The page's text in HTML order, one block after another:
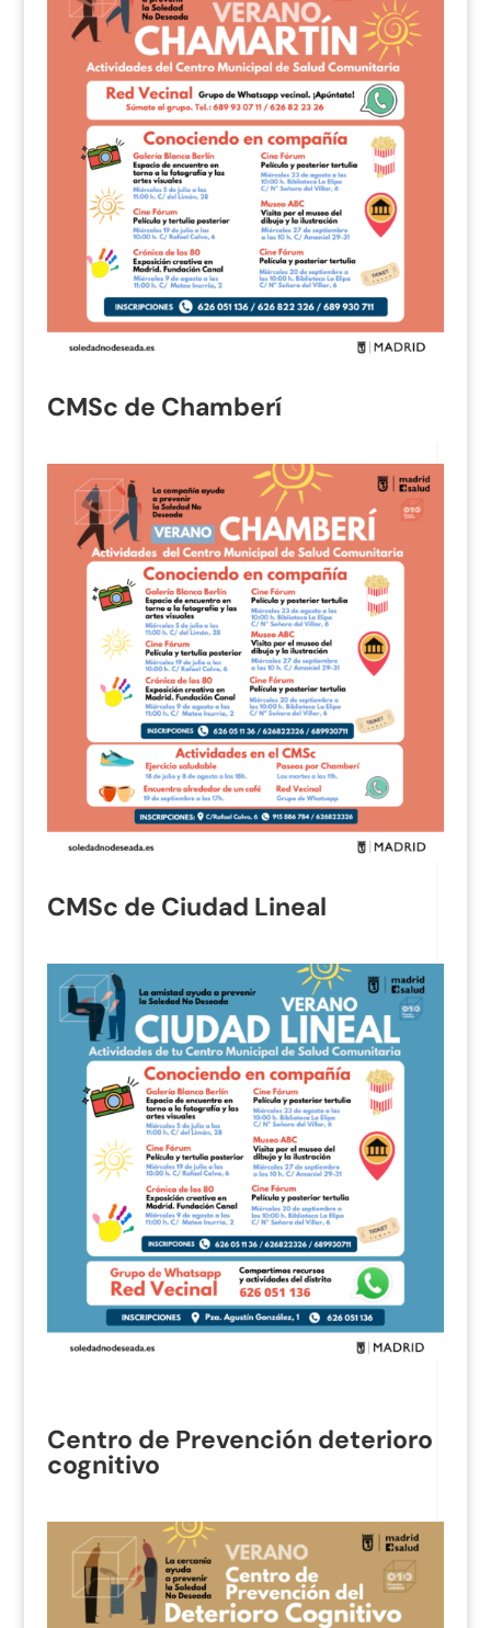
CMSc de Chamberí
CMSc de Ciudad Lineal
Centro de Prevención deterioro
cognitivo